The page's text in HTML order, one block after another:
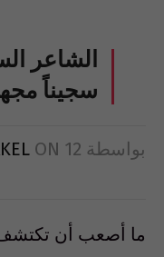
الشاعر
سجيناً
بواسطة ON 12 سبتمبر 2007
ما أصعب أن